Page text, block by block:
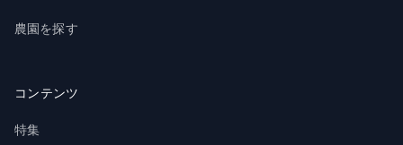
農園を探す
コンテンツ
特集